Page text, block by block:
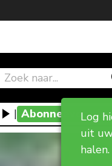
Log
uit
halen.
|